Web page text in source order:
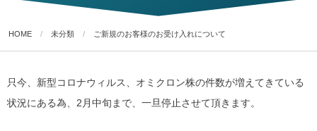
HOME 未分類 ご新規のお客様のお受け入れについて
只今、新型コロナウィルス、オミクロン株の件数が増えてきている
状況にある為、2月中旬まで、一旦停止させて頂きます。